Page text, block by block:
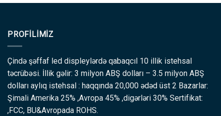
PROFILIMIZ
Çində şəffaf led displeylərdə qabaqcıl 10 illik istehsal
təcrübəsi. İllik gəlir: 3 milyon ABŞ dolları – 3.5 milyon ABŞ
dolları aylıq istehsal : haqqında 20,000 ədəd üst 2 Bazarlar:
Şimali Amerika 25% ,Avropa 45% ,digərləri 30% Sertifikat:
,FCC, BU&Avropada ROHS.